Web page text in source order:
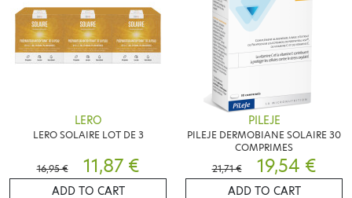
LERO
LERO SOLAIRE LOT DE 3
16,95 € 11,87 €
ADD TO CART
PILEJE
PILEJE DERMOBIANE SOLAIRE 30
COMPRIMES
21,71 €
19,54 €
ADD TO CART